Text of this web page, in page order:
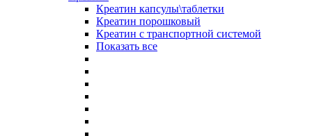
Креатин капсулы\таблетки
Креатин порошковый
Креатин с транспортной системой
Показать все